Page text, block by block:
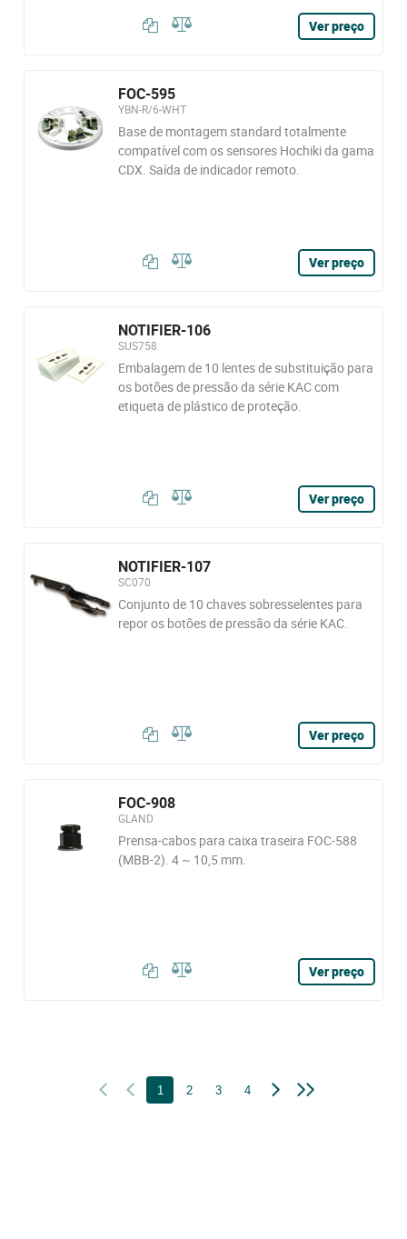
Ver preço
FOC-595
YBN-R/6-WHT
Base de montagem standard totalmente
compatível com os sensores Hochiki da gama
CDX. Saída de indicador remoto.
Ver preço
NOTIFIER-106
SUS758
Embalagem de 10 lentes de substituição para
os botões de pressão da série KAC com
etiqueta de plástico de proteção.
Ver preço
NOTIFIER-107
SC070
Conjunto de 10 chaves sobresselentes para
repor os botões de pressão da série KAC.
Ver preço
FOC-908
GLAND
Prensa-cabos para caixa traseira FOC-588
(MBB-2). 4 ~ 10,5 mm.
Ver preço
1 2 3 4